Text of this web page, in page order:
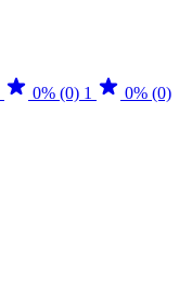
0% (0) 1
0% (0)